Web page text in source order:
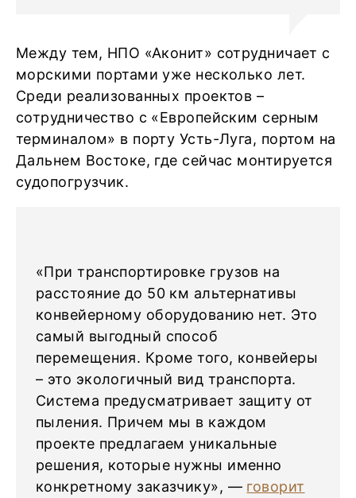
Между тем, НПО «Аконит» сотрудничает с
морскими портами уже несколько лет.
Среди реализованных проектов –
сотрудничество с «Европейским серным
терминалом» в порту Усть-Луга, портом на
Дальнем Востоке, где сейчас монтируется
судопогрузчик.
«При транспортировке грузов на
расстояние до 50 км альтернативы
конвейерному оборудованию нет. Это
самый выгодный способ
перемещения. Кроме того, конвейеры
– это экологичный вид транспорта.
Система предусматривает защиту от
пыления. Причем мы в каждом
проекте предлагаем уникальные
решения, которые нужны именно
конкретному заказчику», — говорит